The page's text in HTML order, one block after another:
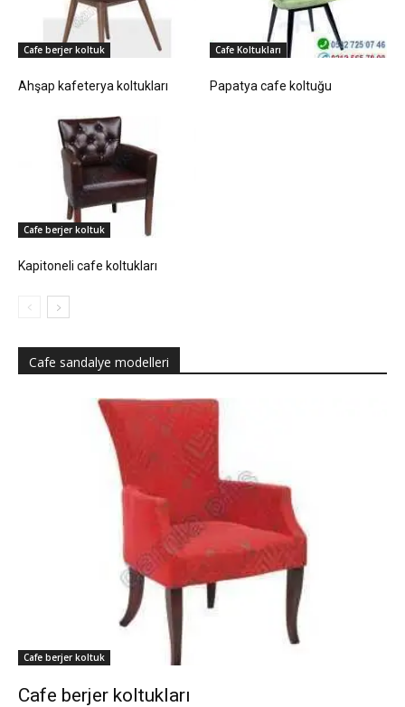
Cafe berjer koltuk
Ahşap kafeterya koltukları
Cafe Koltukları
Papatya cafe koltuğu
Cafe berjer koltuk
Kapitoneli cafe koltukları
Cafe sandalye modelleri
Cafe berjer koltuk
Cafe berjer koltukları